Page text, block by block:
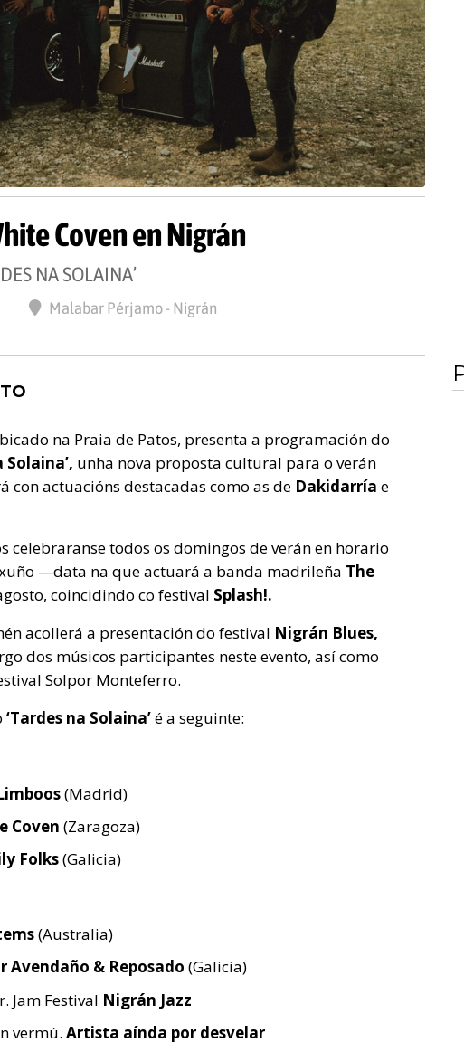
Coven en Nigrán
NA SOLAINA’
Malabar Pérjamo - Nigrán
na Praia de Patos, presenta a programación do
Solaina’, unha nova proposta cultural para o verán
con actuacións destacadas como as de Dakidarría e
celebraranse todos os domingos de verán en horario
—data na que actuará a banda madrileña The
coincidindo co festival Splash!.
acollerá a presentación do festival Nigrán Blues,
dos músicos participantes neste evento, así como
Solpor Monteferro.
‘Tardes na Solaina’é a seguinte:
(Madrid)
Coven (Zaragoza)
Folks(Galicia)
(Australia)
Avendaño & Reposado (Galicia)
Jam Festival Nigrán Jazz
vermú. Artista aínda por desvelar